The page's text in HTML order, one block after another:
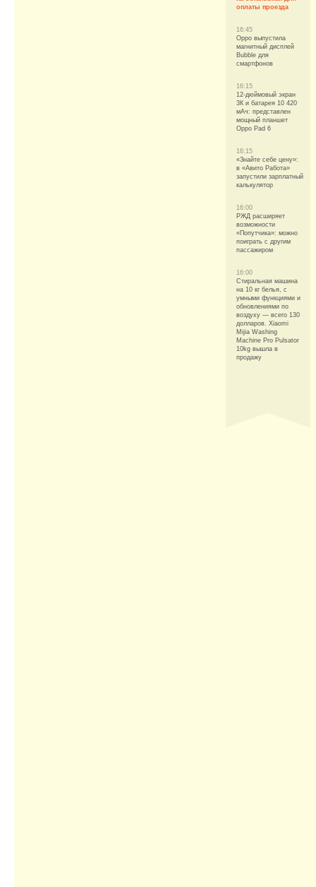
оплаты проезда
16:45
Oppo выпустила
магнитный дисплей
Bubble для
смартфонов
16:15
12-дюймовый экран
3К и батарея 10 420
мАч: представлен
мощный планшет
Oppo Pad 6
16:15
«Знайте себе цену»:
в «Авито Работа»
запустили зарплатный
калькулятор
16:00
РЖД расширяет
возможности
«Попутчика»: можно
поиграть с другим
пассажиром
16:00
Стиральная машина
на 10 кг белья, с
умными функциями и
обновлениями по
воздуху — всего 130
долларов. Xiaomi
Mijia Washing
Machine Pro Pulsator
10kg вышла в
продажу